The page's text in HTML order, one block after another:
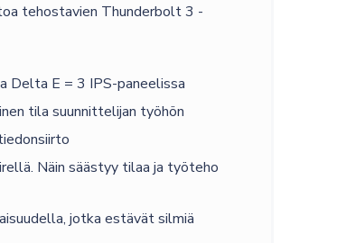
tehostavien Thunderbolt 3 -
Delta E = 3 IPS-paneelissa
tila suunnittelijan työhön
Näin säästyy tilaa ja työteho
jotka estävät silmiä